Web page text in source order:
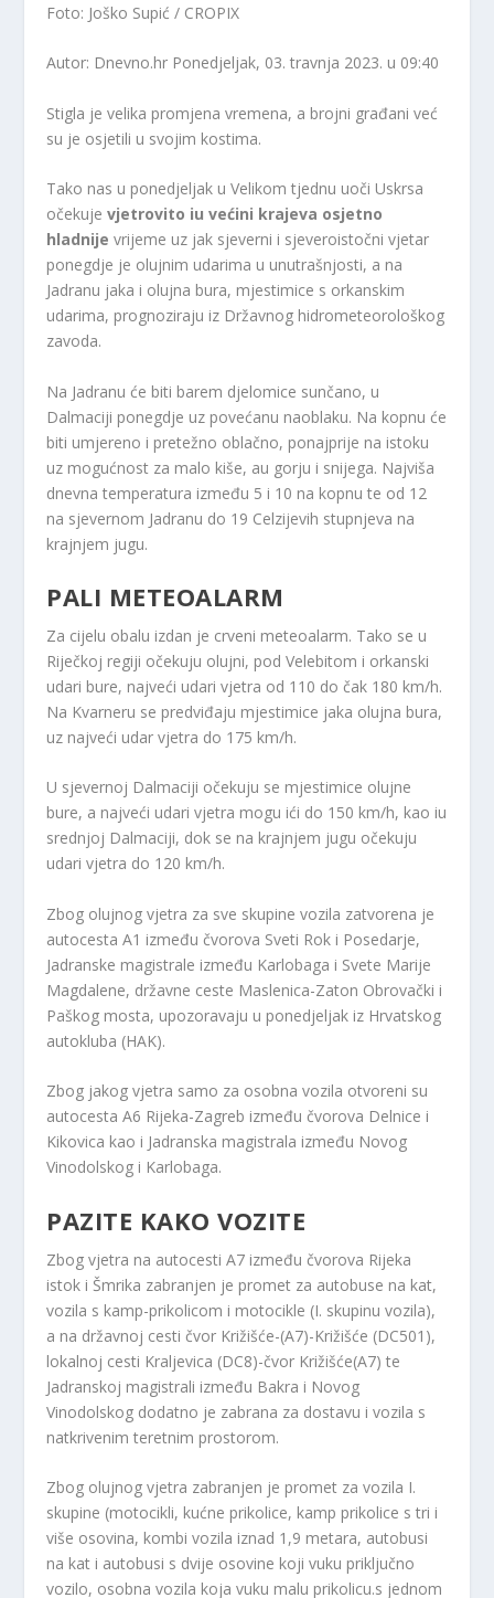
Foto: Joško Supić / CROPIX
Autor: Dnevno.hr Ponedjeljak, 03. travnja 2023. u 09:40
Stigla je velika promjena vremena, a brojni građani već
su je osjetili u svojim kostima.
Tako nas u ponedjeljak u Velikom tjednu uoči Uskrsa
očekujevjetrovito iu većini krajeva osjetno
hladnije vrijeme uz jak sjeverni i sjeveroistočni vjetar
ponegdje je olujnim udarima u unutrašnjosti, a na
Jadranu jaka i olujna bura, mjestimice s orkanskim
udarima, prognoziraju iz Državnog hidrometeorološkog
zavoda.
Na Jadranu će biti barem djelomice sunčano, u
Dalmaciji ponegdje uz povećanu naoblaku. Na kopnu će
biti umjereno i pretežno oblačno, ponajprije na istoku
uz mogućnost za malo kiše, au gorju i snijega. Najviša
dnevna temperatura između 5 i 10 na kopnu te od 12
na sjevernom Jadranu do 19 Celzijevih stupnjeva na
krajnjem jugu.
PALI METEOALARM
Za cijelu obalu izdan je crveni meteoalarm. Tako se u
Riječkoj regiji očekuju olujni, pod Velebitom i orkanski
udari bure, najveći udari vjetra od 110 do čak 180 km/h.
Na Kvarneru se predviđaju mjestimice jaka olujna bura,
uz najveći udar vjetra do 175 km/h.
U sjevernoj Dalmaciji očekuju se mjestimice olujne
bure, a najveći udari vjetra mogu ići do 150 km/h, kao iu
srednjoj Dalmaciji, dok se na krajnjem jugu očekuju
udari vjetra do 120 km/h.
Zbog olujnog vjetra za sve skupine vozila zatvorena je
autocesta A1 između čvorova Sveti Rok i Posedarje,
Jadranske magistrale između Karlobaga i Svete Marije
Magdalene, državne ceste Maslenica-Zaton Obrovački i
Paškog mosta, upozoravaju u ponedjeljak iz Hrvatskog
autokluba (HAK).
Zbog jakog vjetra samo za osobna vozila otvoreni su
autocesta A6 Rijeka-Zagreb između čvorova Delnice i
Kikovica kao i Jadranska magistrala između Novog
Vinodolskog i Karlobaga.
PAZITE KAKO VOZITE
Zbog vjetra na autocesti A7 između čvorova Rijeka
istok i Šmrika zabranjen je promet za autobuse na kat,
vozila s kamp-prikolicom i motocikle (I. skupinu vozila),
a na državnoj cesti čvor Križišće-(A7)-Križišće (DC501),
lokalnoj cesti Kraljevica (DC8)-čvor Križišće(A7) te
Jadranskoj magistrali između Bakra i Novog
Vinodolskog dodatno je zabrana za dostavu i vozila s
natkrivenim teretnim prostorom.
Zbog olujnog vjetra zabranjen je promet za vozila I.
skupine (motocikli, kućne prikolice, kamp prikolice s tri i
više osovina, kombi vozila iznad 1,9 metara, autobusi
na kat i autobusi s dvije osovine koji vuku priključno
vozilo, osobna vozila koja vuku malu prikolicu.s jednom